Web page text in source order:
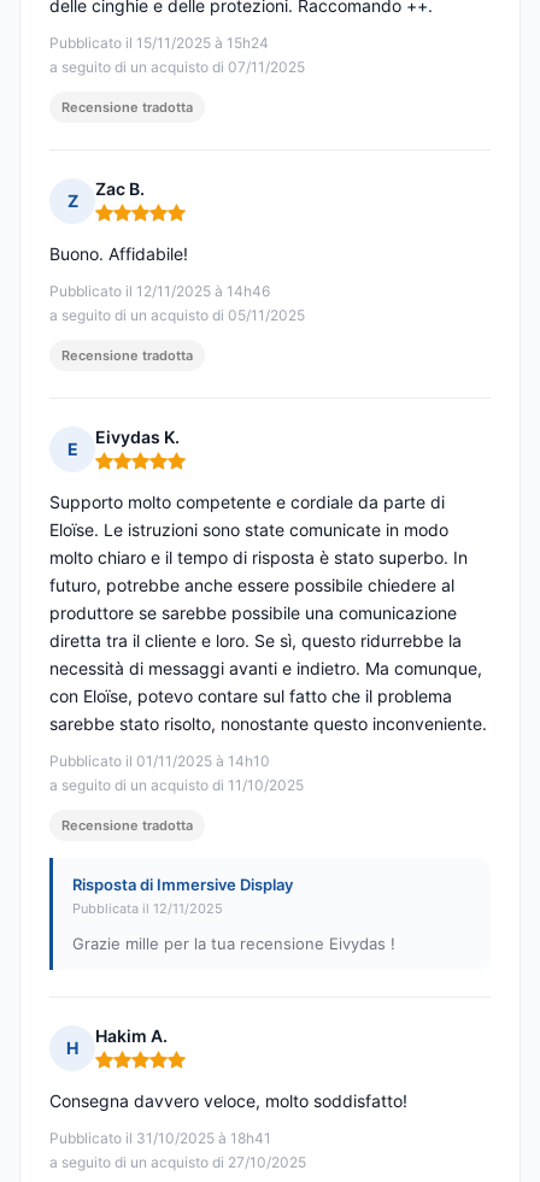
Pubblicato il 15/11/2025 à 15h24
a seguito di un acquisto di 07/11/2025
delle cinghie e delle protezioni. Raccomando ++.
Recensione tradotta
Z
Zac B.
Nota: 5 su 5
Pubblicato il 12/11/2025 à 14h46
a seguito di un acquisto di 05/11/2025
Buono. Affidabile!
Recensione tradotta
E
Eivydas K.
Nota: 5 su 5
Pubblicato il 01/11/2025 à 14h10
a seguito di un acquisto di 11/10/2025
Supporto molto competente e cordiale da parte di
Eloïse. Le istruzioni sono state comunicate in modo
molto chiaro e il tempo di risposta è stato superbo. In
futuro, potrebbe anche essere possibile chiedere al
produttore se sarebbe possibile una comunicazione
diretta tra il cliente e loro. Se sì, questo ridurrebbe la
necessità di messaggi avanti e indietro. Ma comunque,
con Eloïse, potevo contare sul fatto che il problema
sarebbe stato risolto, nonostante questo inconveniente.
Recensione tradotta
Risposta di Immersive Display
Pubblicata il 12/11/2025
Grazie mille per la tua recensione Eivydas !
H
Hakim A.
Nota: 5 su 5
Pubblicato il 31/10/2025 à 18h41
a seguito di un acquisto di 27/10/2025
Consegna davvero veloce, molto soddisfatto!